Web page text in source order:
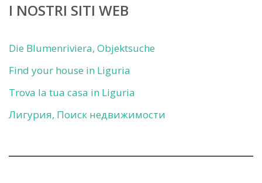
I NOSTRI SITI WEB
Die Blumenriviera, Objektsuche
Find your house in Liguria
Trova la tua casa in Liguria
Лигурия, Поиск недвижимости